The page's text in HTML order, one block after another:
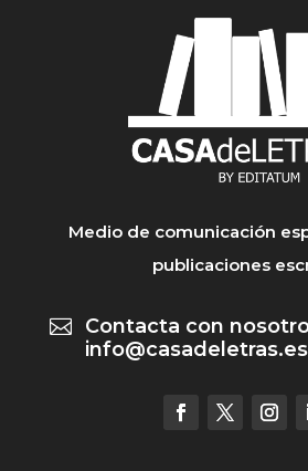
Medio de comunicación
publicaciones

Contacta con
info@casadeletras.es